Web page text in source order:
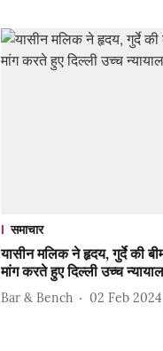
समाचार
यासीन मलिक ने हृदय, गुर्दे की
मांग करते हुए दिल्ली उच्च
Bar & Bench 02 Feb 2024